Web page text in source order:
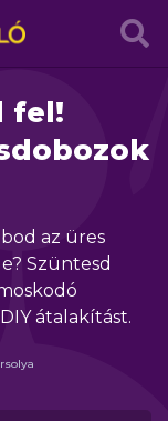
fel!
az üres
Szüntesd
átalakítást.